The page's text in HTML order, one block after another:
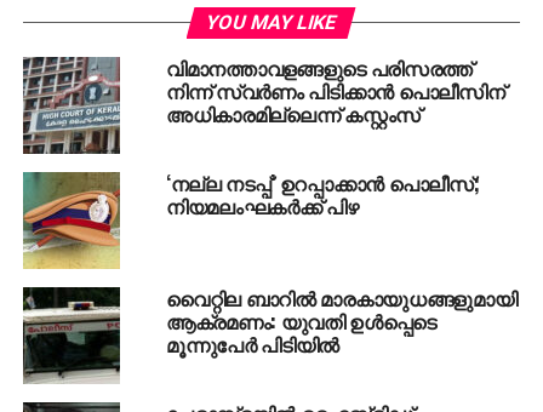
സാഹസിക പ്രകടനങ്ങൾക്കെതിരെ ഡൽഹി പൊലീസ്
സ്വീകരിച്ച നടപടി മാതൃകാപരവും
സ്വാഗതാർഹവുമാണെന്ന് ട്വിറ്റർ ഒന്നടങ്കം പറയുന്നു.
RELATED TOPICS:
RUNNING SCOOTER
UP NEXT
മാര്‍ക്ക് ലിസ്റ്റ് വിവാദം; മാധ്യമപ്രവര്‍ത്തക അഖില
നന്ദകുമാറിനെതിരെ കേസെടുത്തതില്‍ വ്യാപക
പ്രതിഷേധം
DON'T MISS
സിവില്‍ സര്‍വ്വീസ് പരീക്ഷയില്‍ ഒന്നാം റാങ്ക്
നേടുന്ന ആദ്യ മലയാളി വനിത ഹരിത വി. കുമാര്‍
ഐ.എ.എസ്
YOU MAY LIKE
വിമാനത്താവളങ്ങളുടെ പരിസരത്ത്
നിന്ന് സ്വര്‍ണം പിടിക്കാന്‍ പൊലീസിന്
അധികാരമില്ലെന്ന് കസ്റ്റംസ്
‘നല്ല നടപ്പ്’ ഉറപ്പാക്കാന്‍ പൊലീസ്;
നിയമലംഘകര്‍ക്ക് പിഴ
വൈറ്റില ബാറില്‍ മാരകായുധങ്ങളുമായി
ആക്രമണം: യുവതി ഉള്‍പ്പെടെ
മൂന്നുപേര്‍ പിടിയില്‍